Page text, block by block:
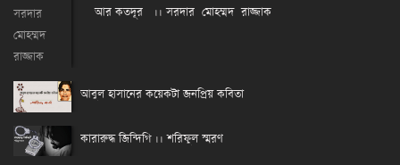
আর কতদূর ।। সরদার মোহম্মদ রাজ্জাক
আবুল হাসানের কয়েকটা জনপ্রিয় কবিতা
কারারুদ্ধ জিন্দিগি ।। শরিফুল স্মরণ